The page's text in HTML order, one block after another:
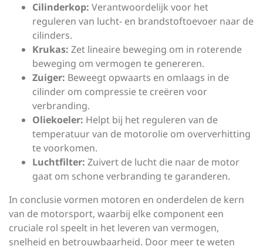
Cilinderkop: Verantwoordelijk voor het
reguleren van lucht- en brandstoftoevoer naar de
cilinders.
Krukas: Zet lineaire beweging om in roterende
beweging om vermogen te genereren.
Zuiger: Beweegt opwaarts en omlaags in de
cilinder om compressie te creëren voor
verbranding.
Oliekoeler: Helpt bij het reguleren van de
temperatuur van de motorolie om oververhitting
te voorkomen.
Luchtfilter: Zuivert de lucht die naar de motor
gaat om schone verbranding te garanderen.
In conclusie vormen motoren en onderdelen de kern
van de motorsport, waarbij elke component een
cruciale rol speelt in het leveren van vermogen,
snelheid en betrouwbaarheid. Door meer te weten